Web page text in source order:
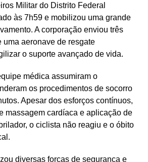
Militar do Distrito Federal
às 7h59 e mobilizou uma grande
A corporação enviou três
uma aeronave de resgate
o suporte avançado de vida.
médica assumiram o
os procedimentos de socorro
Apesar dos esforços contínuos,
massagem cardíaca e aplicação de
o ciclista não reagiu e o óbito
diversas forças de segurança e